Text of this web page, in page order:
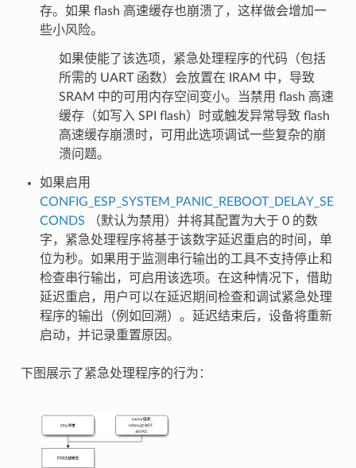
存。如果 flash 高速缓存也崩溃了，这样做会增加一
些小风险。
如果使能了该选项，紧急处理程序的代码（包括
所需的 UART 函数）会放置在 IRAM 中，导致
SRAM 中的可用内存空间变小。当禁用 flash 高速
缓存（如写入 SPI flash）时或触发异常导致 flash
高速缓存崩溃时，可用此选项调试一些复杂的崩
溃问题。
如果启用
CONFIG_ESP_SYSTEM_PANIC_REBOOT_DELAY_SE
CONDS （默认为禁用）并将其配置为大于 0 的数
字，紧急处理程序将基于该数字延迟重启的时间，单
位为秒。如果用于监测串行输出的工具不支持停止和
检查串行输出，可启用该选项。在这种情况下，借助
延迟重启，用户可以在延迟期间检查和调试紧急处理
程序的输出（例如回溯）。延迟结束后，设备将重新
启动，并记录重置原因。
下图展示了紧急处理程序的行为：